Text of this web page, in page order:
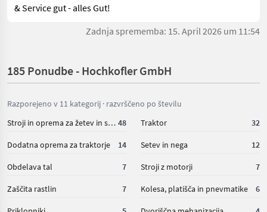
& Service gut - alles Gut!
Zadnja sprememba: 15. April 2026 um 11:54
185 Ponudbe - Hochkofler GmbH
Razporejeno v 11 kategorij · razvrščeno po številu
Stroji in oprema za žetev in spravilo 48 Traktor 32
Dodatna oprema za traktorje 14 Setev in nega 12
Obdelava tal 7 Stroji z motorji 7
Zaščita rastlin 7 Kolesa, platišča in pnevmatike 6